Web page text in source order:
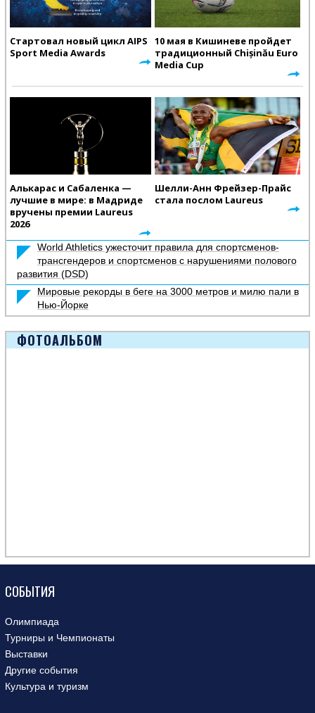
Стартовал новый цикл AIPS
Sport Media Awards
10 мая в Кишиневе пройдет
традиционный Chișinău Euro
Media Cup
Алькарас и Сабаленка —
лучшие в мире: в Мадриде
вручены премии Laureus
2026
Шелли-Анн Фрейзер-Прайс
стала послом Laureus
World Athletics ужесточит правила для спортсменов-
трансгендеров и спортсменов с нарушениями полового
развития (DSD)
Мировые рекорды в беге на 3000 метров и милю пали в
Нью-Йорке
ФОТОАЛЬБОМ
СОБЫТИЯ
Олимпиада
Турниры и Чемпионаты
Выставки
Другие события
Культура и туризм